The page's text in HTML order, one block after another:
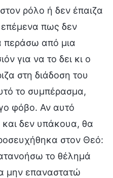
ρόλο ή δεν έπαιζα
επέμενα πως δεν
περάσω από μια
για να το δει κι ο
στη διάδοση του
το συμπέρασμα,
φόβο. Αν αυτό
και δεν υπάκουα, θα
στον Θεό:
το θέλημά
μην επαναστατώ